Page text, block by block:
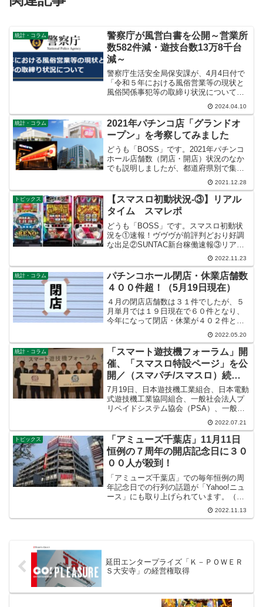
統計・コラム
警察庁が風営白書を公開～営業所
数582件減・遊技台数13万8千台
減～
警察庁生活安全局保安課が、4月4日付で
「令和５年における風俗営業等の現状と
風俗関係事犯等の取締り状況について」
（風営白書）を公開しました。令和1年か
ら5年間の推移をここからパチンコ店関連
のみ抜粋して、表を簡素化しグラフもよ
り見やすく作成し、...
2024.04.10
統計・コラム
2021年パチンコ店「グランドオ
ープン」を考察してみました
どうも「BOSS」です。2021年パチンコ
ホール店舗数（閉店・開店）状況のなか
でも説明しましたが、都道府県別で集計
された「パチンコホールのリニューア
ル・新規店舗数」の件数には全面改装か
ら軽微な変更まで含んだ大小様々な内容
のものが集計されてい...
2021.12.28
トピックス
【スマスロ初動状況-③】リアル
タイム スマレポ
どうも「BOSS」です。スマスロ初動状
況を①速報！ヴヴヴが前評判どおり好調
な出足②SUNTAC新台稼働速報③リアル
タイム スマレポとTwitterやデータを引
用させていただきお伝えしました。導入
初週ではありますが、これからのスマス
ロの稼働状...
2022.11.23
統計・コラム
パチンコホール閉店・休業店舗数
４００件超！（5月19日現在）
４月の閉店店舗数は３１件でしたが、５
月単月では１９日現在で６０件となり、
今年になって閉店・休業が４０２件とな
っています。2021年の閉店店舗数が６０
４件でしたので今年の現時点での閉店店
舗数４０２件は、前年比６６．６％とな
っています。"都道府...
2022.05.20
統計・コラム
「スマート遊技機フォーラム」開
催、「スマスロ特設ページ」を公
開／（スマパチ/スマスロ）続報-
⑩
7月19日、日本遊技機工業組合、日本電動
式遊技機工業協同組合、一般社会法人プ
リペイドシステム協会（PSA）、一般社
団法人電子認証システム協議会（認証
協）の主催４団体によって「スマート遊
技機フォーラム」が開催されました。ス
マートパチンコの新た...
2022.07.21
トピックス
「アミューズ千葉店」11月11日
恒例の７周年の開店記念日に３０
００人が殺到！
「アミューズ千葉店」での毎年恒例の周
年記念日での行列の話題が「Yahoo!ニュ
ース」にも取り上げられています。（イ
メージ写真が古すぎて現状とかけ離れて
いますが・・・）当日の周辺道路は大渋
2022.11.13
延田エンタープライズ「Ｋ－ＰＯＷＥＲ
Ｓ大安寺」の経営権取得